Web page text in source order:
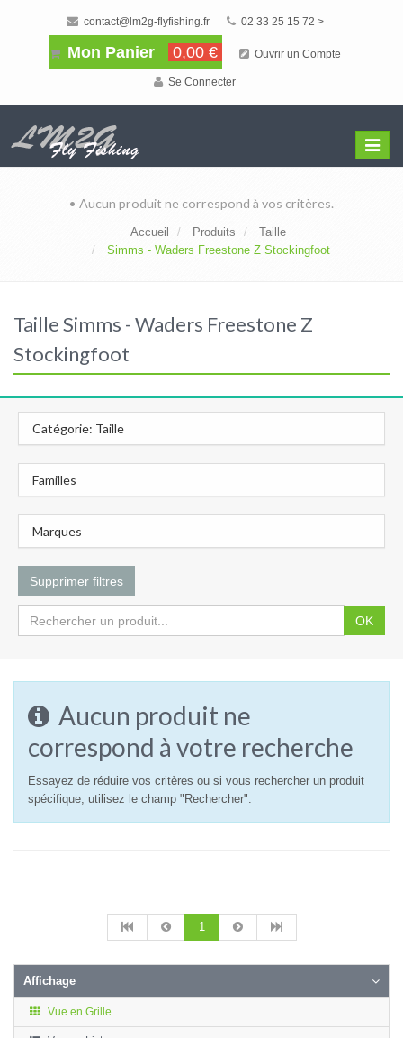
contact@lm2g-flyfishing.fr 02 33 25 15 72 >
Mon Panier 0,00 € Ouvrir un Compte
Se Connecter
Menu
• Aucun produit ne correspond à vos critères.
Accueil Produits
Taille
Simms - Waders Freestone Z Stockingfoot
Taille Simms - Waders Freestone Z
Stockingfoot
Catégorie: Taille
Familles
Marques
Supprimer filtres
OK
Aucun produit ne
correspond à votre recherche
Essayez de réduire vos critères ou si vous rechercher un produit
spécifique, utilisez le champ "Rechercher".
1
Affichage
Vue en Grille